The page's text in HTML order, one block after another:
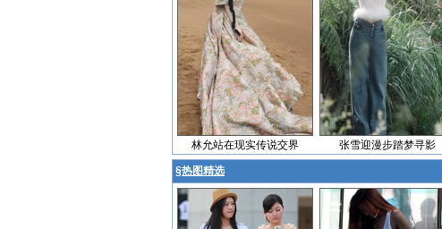
林允站在现实传说交界 张雪迎漫步踏梦寻影
§热图精选